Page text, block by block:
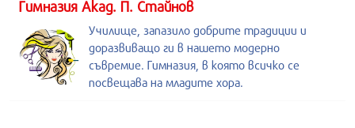
Гимназия Акад. П. Стайнов
Училище, запазило добрите традиции и
доразвиващо ги в нашето модерно
съвремие. Гимназия, в която всичко се
посвещава на младите хора.